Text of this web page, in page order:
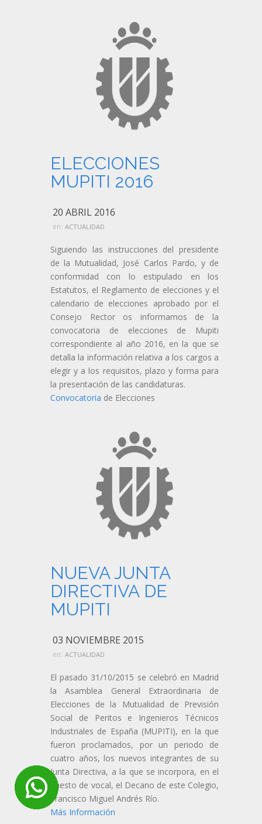
ELECCIONES
MUPITI 2016
20 ABRIL 2016
en: ACTUALIDAD
Siguiendo las instrucciones del presidente
de la Mutualidad, José Carlos Pardo, y de
conformidad con lo estipulado en los
Estatutos, el Reglamento de elecciones y el
calendario de elecciones aprobado por el
Consejo Rector os informamos de la
convocatoria de elecciones de Mupiti
correspondiente al año 2016, en la que se
detalla la información relativa a los cargos a
elegir y a los requisitos, plazo y forma para
la presentación de las candidaturas.
Convocatoria de Elecciones
NUEVA JUNTA
DIRECTIVA DE
MUPITI
03 NOVIEMBRE 2015
en: ACTUALIDAD
El pasado 31/10/2015 se celebró en Madrid
la Asamblea General Extraordinaria de
Elecciones de la Mutualidad de Previsión
Social de Peritos e Ingenieros Técnicos
Industriales de España (MUPITI), en la que
fueron proclamados, por un periodo de
cuatro años, los nuevos integrantes de su
Junta Directiva, a la que se incorpora, en el
puesto de vocal, el Decano de este Colegio,
Francisco Miguel Andrés Río.
Más Información